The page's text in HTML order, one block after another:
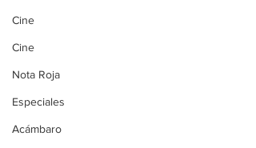
Cine
Cine
Nota Roja
Especiales
Acámbaro